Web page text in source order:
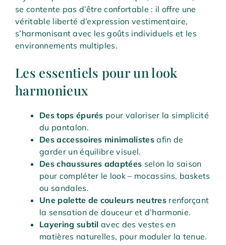
se contente pas d’être confortable : il offre une
véritable liberté d’expression vestimentaire,
s’harmonisant avec les goûts individuels et les
environnements multiples.
Les essentiels pour un look
harmonieux
Des tops épurés pour valoriser la simplicité
du pantalon.
Des accessoires minimalistesafin de
garder un équilibre visuel.
Des chaussures adaptées selon la saison
pour compléter le look – mocassins, baskets
ou sandales.
Une palette de couleurs neutresrenforçant
la sensation de douceur et d’harmonie.
Layering subtil avec des vestes en
matières naturelles, pour moduler la tenue.